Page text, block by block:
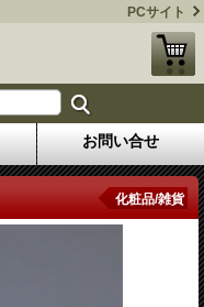
PCサイト
お問い合せ
化粧品/雑貨